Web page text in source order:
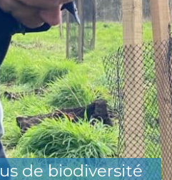
de biodiversité